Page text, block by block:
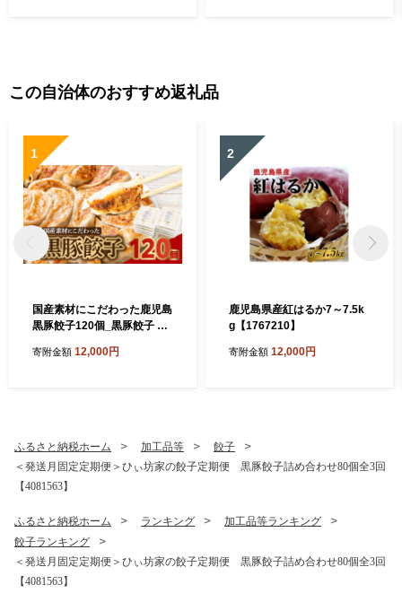
この自治体のおすすめ返礼品
1
国産素材にこだわった鹿児島
黒豚餃子120個_黒豚餃子 鹿
惣菜 肉餃子 おかず 焼き餃子
寄附金額 12,000円
2
鹿児島県産紅はるか7～7.5k
g【1767210】
寄附金額 12,000円
ふるさと納税ホーム 加工品等
餃子
＜発送月固定定期便＞ひぃ坊家の餃子定期便 黒豚餃子詰め合わせ80個全3回
【4081563】
ふるさと納税ホーム ランキング
加工品等ランキング
餃子ランキング
＜発送月固定定期便＞ひぃ坊家の餃子定期便 黒豚餃子詰め合わせ80個全3回
【4081563】